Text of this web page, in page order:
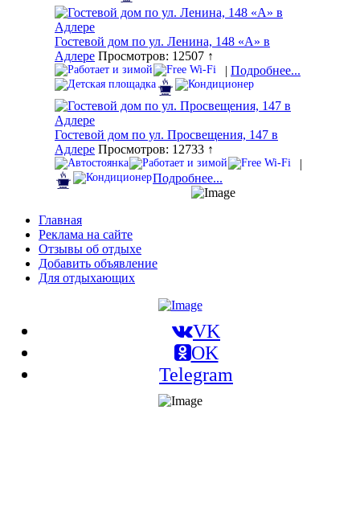
Гостевой дом по ул. Ленина, 148 «А» в
Адлере Просмотров: 12507 ↑
| Подробнее...
Гостевой дом по ул. Просвещения, 147 в
Адлере Просмотров: 12733 ↑
|
Подробнее...
Главная
Реклама на сайте
Отзывы об отдыхе
Добавить объявление
Для отдыхающих
VK
OK
Telegram